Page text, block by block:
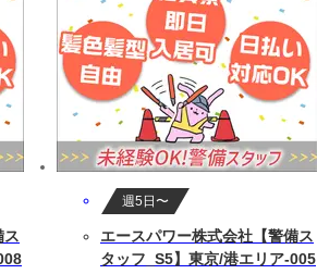
る方や
活躍できます！
ス
週5日〜
エースパワー株式会社【警備ス
タッフ_S5】東京/港エリア-005